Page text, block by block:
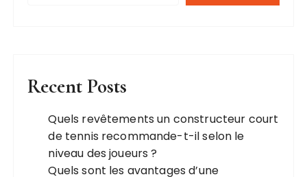
Recent Posts
Quels revêtements un constructeur court
de tennis recommande-t-il selon le
niveau des joueurs ?
Quels sont les avantages d’une